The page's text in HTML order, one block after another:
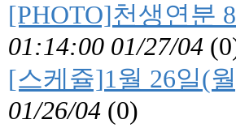
[PHOTO]천생연분
01:14:00 01/27/04 (
[스케쥴]1월 26일(
01/26/04 (0)